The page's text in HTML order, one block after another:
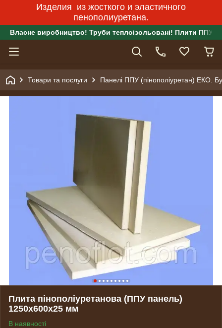
Изделия из жосткого и эластичного
пенополиуретана.
Власне виробництво! Труби теплоізольовані! Плити ППУ!
Товари та послуги Панелі ППУ (пінополіуретан) ЕКО.
Плита пінополіуретанова (ППУ панель)
1250х600х25 мм
В наявності